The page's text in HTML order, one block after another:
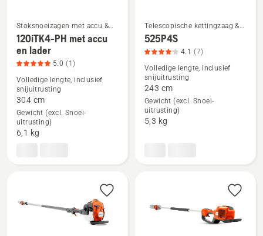
Bekijk
meer
details
over
120iTK4-
PH
met
Stoksnoeizagen met accu &
elektrische stoksnoeizagen
120iTK4-PH met accu
en lader
5.0 (1)
Volledige lengte, inclusief
snijuitrusting
304 cm
Gewicht (excl. Snoei-
uitrusting)
6,1 kg
Bekijk
meer
details
525P4S,
productbeoordeling
Telescopische kettingzaag &
Hoogsnoeiers
525P4S
4.1 (7)
Volledige lengte, inclusief
snijuitrusting
243 cm
Gewicht (excl. Snoei-
uitrusting)
5,3 kg